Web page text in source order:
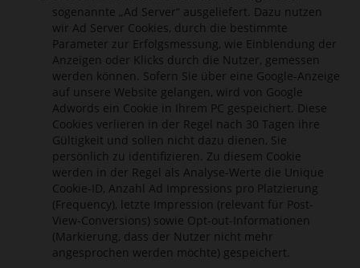
sogenannte „Ad Server“ ausgeliefert. Dazu nutzen
wir Ad Server Cookies, durch die bestimmte
Parameter zur Erfolgsmessung, wie Einblendung der
Anzeigen oder Klicks durch die Nutzer, gemessen
werden können. Sofern Sie über eine Google-Anzeige
auf unsere Website gelangen, wird von Google
Adwords ein Cookie in Ihrem PC gespeichert. Diese
Cookies verlieren in der Regel nach 30 Tagen ihre
Gültigkeit und sollen nicht dazu dienen, Sie
persönlich zu identifizieren. Zu diesem Cookie
werden in der Regel als Analyse-Werte die Unique
Cookie-ID, Anzahl Ad Impressions pro Platzierung
(Frequency), letzte Impression (relevant für Post-
View-Conversions) sowie Opt-out-Informationen
(Markierung, dass der Nutzer nicht mehr
angesprochen werden möchte) gespeichert.